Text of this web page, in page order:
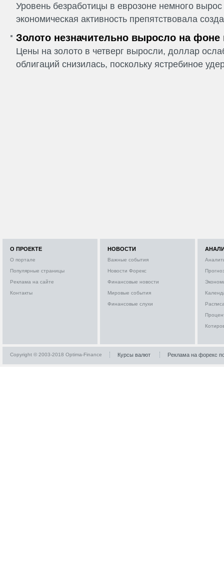
Уровень безработицы в еврозоне немного
экономическая активность препятствовала
Золото незначительно выросло на фоне
Цены на золото в четверг выросли, доллар
облигаций снизилась, поскольку ястребиное
О ПРОЕКТЕ
О портале
Популярные страницы
Реклама на сайте
Контакты
НОВОСТИ
Важные события
Новости Форекс
Финансовые новости
Мировые события
Финансовые слухи
Copyright © 2003-2018 Optima-Finance Курсы валют Реклама на форекс